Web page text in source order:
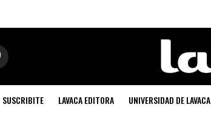
SUSCRIBITE LAVACA EDITORA UNIVERSIDAD DE LAVACA